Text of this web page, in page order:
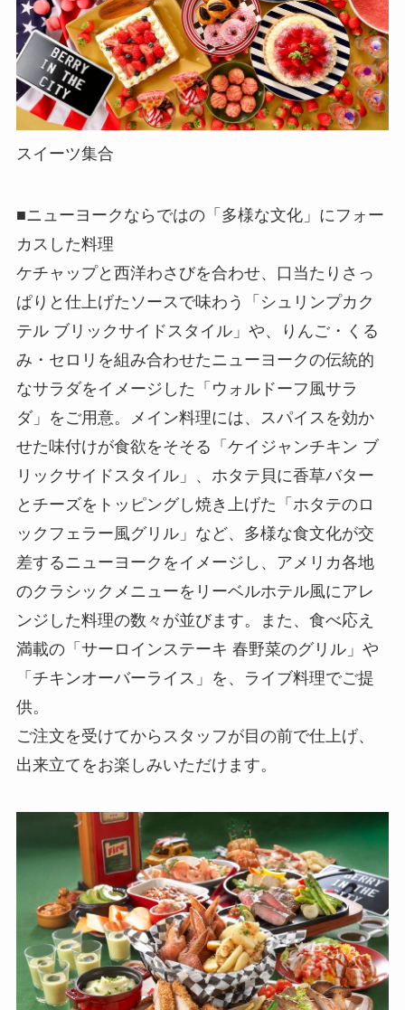
スイーツ集合
■ニューヨークならではの「多様な文化」にフォー
カスした料理
ケチャップと西洋わさびを合わせ、口当たりさっ
ぱりと仕上げたソースで味わう「シュリンプカク
テル ブリックサイドスタイル」や、りんご・くる
み・セロリを組み合わせたニューヨークの伝統的
なサラダをイメージした「ウォルドーフ風サラ
ダ」をご用意。メイン料理には、スパイスを効か
せた味付けが食欲をそそる「ケイジャンチキン ブ
リックサイドスタイル」、ホタテ貝に香草バター
とチーズをトッピングし焼き上げた「ホタテのロ
ックフェラー風グリル」など、多様な食文化が交
差するニューヨークをイメージし、アメリカ各地
のクラシックメニューをリーベルホテル風にアレ
ンジした料理の数々が並びます。また、食べ応え
満載の「サーロインステーキ 春野菜のグリル」や
「チキンオーバーライス」を、ライブ料理でご提
供。
ご注文を受けてからスタッフが目の前で仕上げ、
出来立てをお楽しみいただけます。